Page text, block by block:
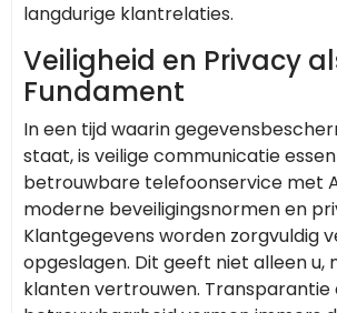
langdurige klantrelaties.
Veiligheid en Privacy
Fundament
In een tijd waarin
staat, is veilige communicatie
betrouwbare telefoonservice met
moderne beveiligingsnormen en
Klantgegevens worden zorgvuldig
opgeslagen. Dit geeft niet alleen u,
klanten vertrouwen. Transparantie